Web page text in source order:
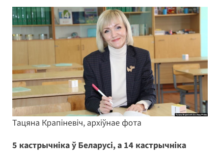
Тацяна Крапіневіч, архіўнае фота
5 кастрычніка ў Беларусі, а 14 кастрычніка